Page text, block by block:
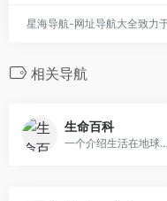
星海导航-网址导航大全致力
相关导航
生命百科
一个介绍生活在地球上各种动植物的百科网站，虽有中文界面，但翻译不全，建设还是直接用谷歌翻译较好。